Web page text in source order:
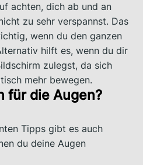
achten, dich ab und an
zu sehr verspannst. Das
wenn du den ganzen
hilft es, wenn du dir
zulegst, da sich
mehr bewegen.
für die Augen?
Tipps gibt es auch
du deine Augen